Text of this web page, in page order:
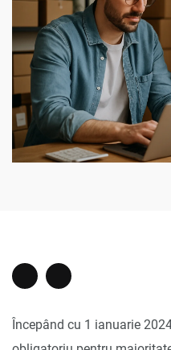
Începând cu 1 ianuarie